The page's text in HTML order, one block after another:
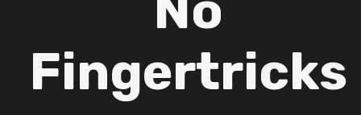
Fingertricks